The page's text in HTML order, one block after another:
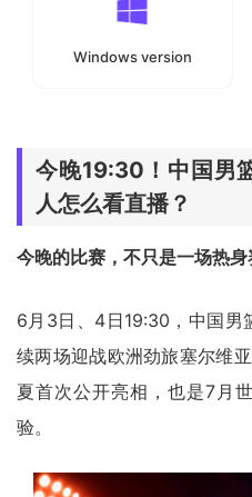
Windows version
今晚19:30！中国男
人怎么看直播？
今晚的比赛，不只是一场热身
6月3日、4日19:30，中国男
续两场迎战欧洲劲旅塞尔维
夏首次公开亮相，也是7月
验。